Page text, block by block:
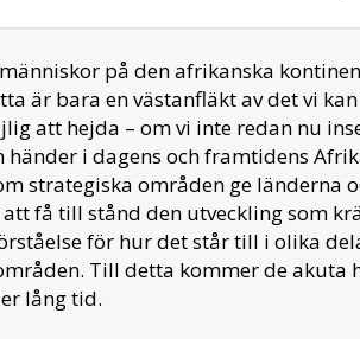
på den afrikanska
är bara en västanfläkt av det vi
att hejda – om vi inte redan nu
i dagens och framtidens
strategiska områden ge länderna
få till stånd den utveckling som
för hur det står till i olika
Till detta kommer de akuta
lång tid.